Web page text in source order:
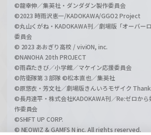
©龍幸伸／集英社・ダンダダン製作委員会
©2023 時雨沢恵一/KADOKAWA/GGO2 Project
©丸山くがね・KADOKAWA刊／劇場版「オーバー
委員会
© 2023 あおぎり高校 / viviON, inc.
©NANOHA 20th PROJECT
©雨森たきび／小学館／マケイン応援委員会
©防衛隊第３部隊 ©松本直也／集英社
©原悠衣・芳文社／劇場版きんいろモザイク
©長月達平・株式会社KADOKAWA刊／Re:ゼロか
作委員会
©SHIFT UP CORP.
© NEOWIZ & GAMFS N inc. All rights reserved.